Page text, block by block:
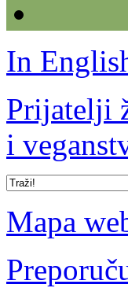
In
Prijatelji
i
Mapa